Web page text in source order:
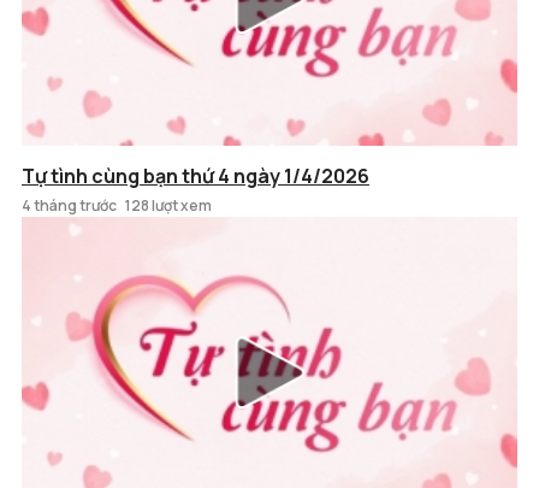
Tự tình cùng bạn thứ 4 ngày 1/4/2026
4 tháng trước 128 lượt xem